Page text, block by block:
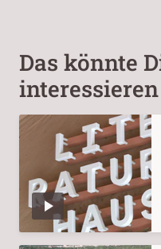
Das könnte
interessieren